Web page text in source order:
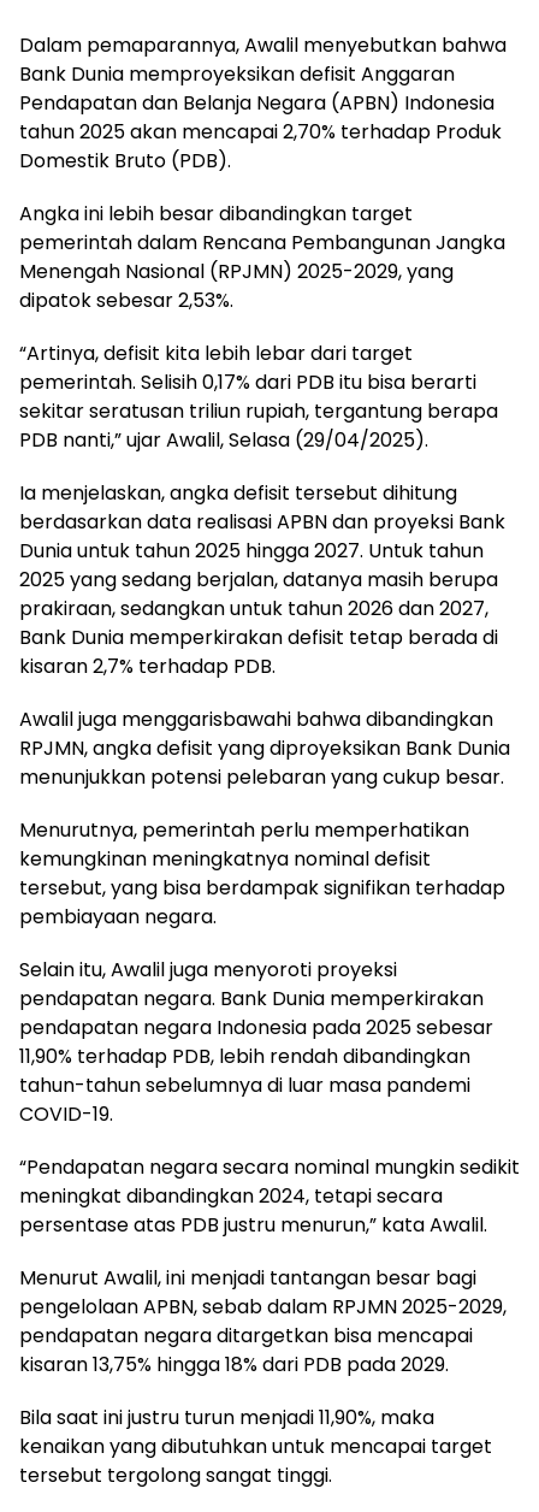
Dalam pemaparannya, Awalil menyebutkan bahwa
Bank Dunia memproyeksikan defisit Anggaran
Pendapatan dan Belanja Negara (APBN) Indonesia
tahun 2025 akan mencapai 2,70% terhadap Produk
Domestik Bruto (PDB).
Angka ini lebih besar dibandingkan target
pemerintah dalam Rencana Pembangunan Jangka
Menengah Nasional (RPJMN) 2025-2029, yang
dipatok sebesar 2,53%.
“Artinya, defisit kita lebih lebar dari target
pemerintah. Selisih 0,17% dari PDB itu bisa berarti
sekitar seratusan triliun rupiah, tergantung berapa
PDB nanti,” ujar Awalil, Selasa (29/04/2025).
Ia menjelaskan, angka defisit tersebut dihitung
berdasarkan data realisasi APBN dan proyeksi Bank
Dunia untuk tahun 2025 hingga 2027. Untuk tahun
2025 yang sedang berjalan, datanya masih berupa
prakiraan, sedangkan untuk tahun 2026 dan 2027,
Bank Dunia memperkirakan defisit tetap berada di
kisaran 2,7% terhadap PDB.
Awalil juga menggarisbawahi bahwa dibandingkan
RPJMN, angka defisit yang diproyeksikan Bank Dunia
menunjukkan potensi pelebaran yang cukup besar.
Menurutnya, pemerintah perlu memperhatikan
kemungkinan meningkatnya nominal defisit
tersebut, yang bisa berdampak signifikan terhadap
pembiayaan negara.
Selain itu, Awalil juga menyoroti proyeksi
pendapatan negara. Bank Dunia memperkirakan
pendapatan negara Indonesia pada 2025 sebesar
11,90% terhadap PDB, lebih rendah dibandingkan
tahun-tahun sebelumnya di luar masa pandemi
COVID-19.
“Pendapatan negara secara nominal mungkin sedikit
meningkat dibandingkan 2024, tetapi secara
persentase atas PDB justru menurun,” kata Awalil.
Menurut Awalil, ini menjadi tantangan besar bagi
pengelolaan APBN, sebab dalam RPJMN 2025-2029,
pendapatan negara ditargetkan bisa mencapai
kisaran 13,75% hingga 18% dari PDB pada 2029.
Bila saat ini justru turun menjadi 11,90%, maka
kenaikan yang dibutuhkan untuk mencapai target
tersebut tergolong sangat tinggi.